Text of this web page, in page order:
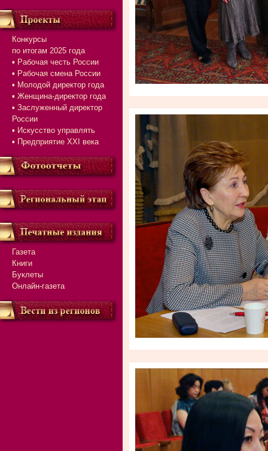
Конкурсы
по итогам 2025 года
▪ Рабочая честь России
▪ Рабочая смена России
▪ Молодой директор года
▪ Женщина-директор года
▪ Заслуженный директор
России
▪ Искусство управлять
▪ Предприятие XXI века
Газета
Книги
Буклеты
Онлайн-газета